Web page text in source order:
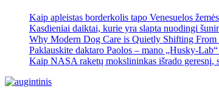
Kaip apleistas borderkolis tapo Venesuelos
Kasdieniai daiktai, kurie yra slapta nuodingi
Why Modern Dog Care is Quietly Shifting
Paklauskite daktaro Paolos – mano „Husky-
Kaip NASA raketų mokslininkas išrado geresnį,